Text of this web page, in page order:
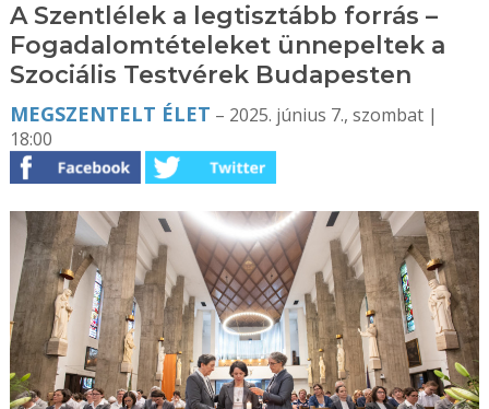
A Szentlélek a legtisztább forrás –
Fogadalomtételeket ünnepeltek a
Szociális Testvérek Budapesten
MEGSZENTELT ÉLET – 2025. június 7., szombat |
18:00